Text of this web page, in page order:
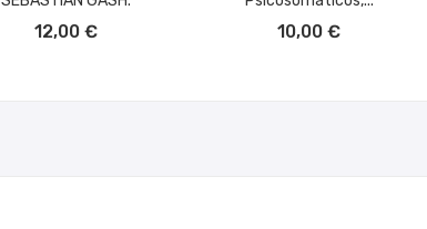
12,00 € 10,00 €